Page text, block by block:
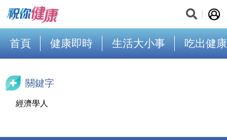
首頁 健康即時 生活大小事 吃出健康
關鍵字
經濟學人